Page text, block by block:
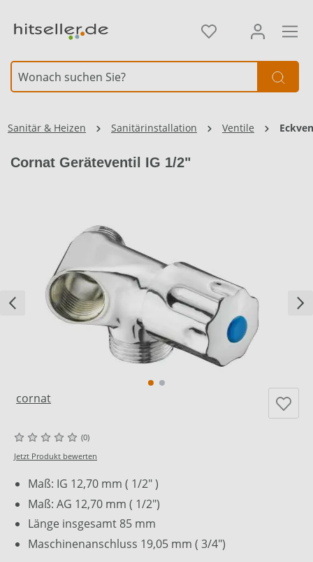
Sanitär & Heizen Sanitärinstallation Ventile
Cornat Geräteventil IG 1/2"
cornat
(0)
Jetzt Produkt bewerten
Maß: IG 12,70 mm ( 1/2" )
Maß: AG 12,70 mm ( 1/2")
Länge insgesamt 85 mm
Maschinenanschluss 19,05 mm ( 3/4")